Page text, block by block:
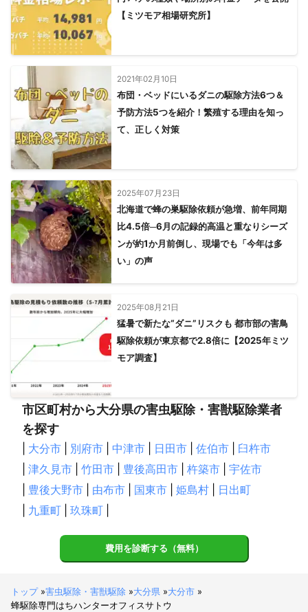
ました。
独自の駆除方法やノウハウなどをレクチャーし、駆除動画の制作
なども行ってきました。
アピールポイント
個人経営ですので私一人しかおりません。
いつ、いかなる時も私、佐藤が責任を持ってご対応いたします。
【ミツモア相場研究所】
2021年02月10日
布団・ベッドにいるダニの駆除方法6つ＆
予防方法5つを紹介！繁殖する理由を知っ
て、正しく対策
2025年07月23日
北海道で蜂の巣駆除依頼が急増、前年同期
比4.5倍─6月の記録的高温と重なりシーズ
ンが約1か月前倒し、現場でも「今年は多
い」の声
2025年08月21日
猛暑で新たな“ダニ”リスクも 都市部の害鳥
駆除依頼が東京都で2.8倍に【2025年ミツ
モア調査】
市区町村から大分県の害虫駆除・害獣駆除業者
を探す
大分市 別府市 中津市 日田市 佐伯市
臼杵市
津久見市 竹田市 豊後高田市 杵築市
宇佐市
豊後大野市 由布市 国東市 姫島村
日出町
九重町 玖珠町
費用を診断する（無料）
トップ»害虫駆除・害獣駆除 »大分県 »大分市 »
蜂駆除専門はちハンターオフィスサトウ